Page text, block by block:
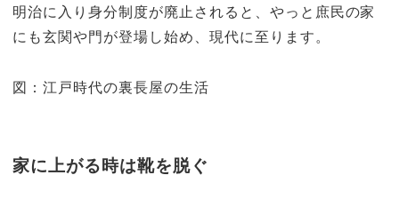
明治に入り身分制度が廃止されると、やっと庶民の家
にも玄関や門が登場し始め、現代に至ります。
図：江戸時代の裏長屋の生活
家に上がる時は靴を脱ぐ